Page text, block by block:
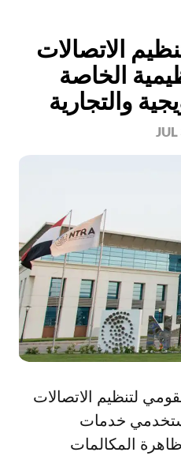
الاتصالات
الخاصة
والتجارية
لتنظيم الاتصالات
خدمات
المكالمات